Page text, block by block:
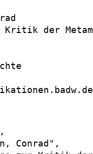
der
Conrad",